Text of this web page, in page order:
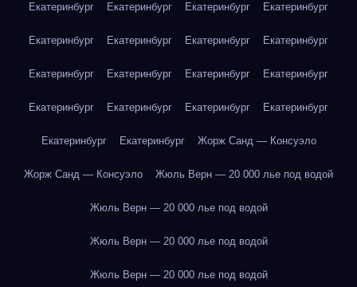
Екатеринбург Екатеринбург Екатеринбург Екатеринбург
Екатеринбург Екатеринбург Екатеринбург Екатеринбург
Екатеринбург Екатеринбург Екатеринбург Екатеринбург
Екатеринбург Екатеринбург Екатеринбург Екатеринбург
Екатеринбург Екатеринбург Жорж Санд — Консуэло
Жорж Санд — Консуэло Жюль Верн — 20 000 лье под водой
Жюль Верн — 20 000 лье под водой
Жюль Верн — 20 000 лье под водой
Жюль Верн — 20 000 лье под водой